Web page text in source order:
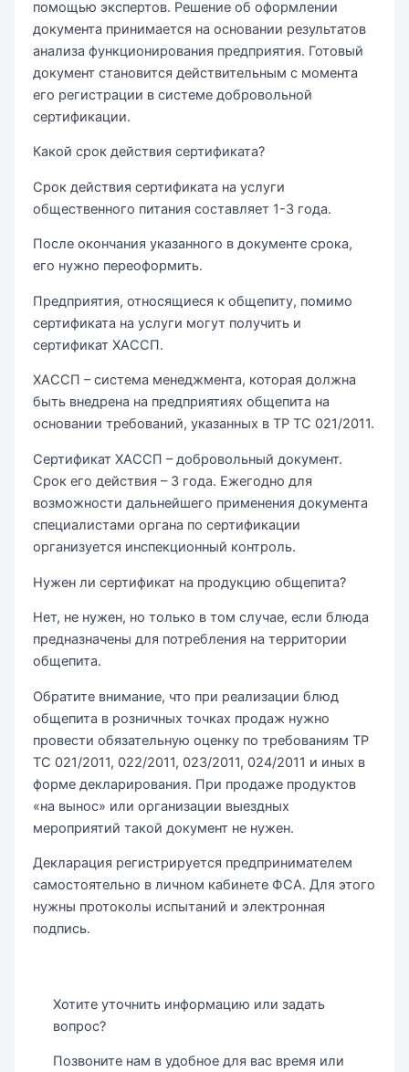
помощью экспертов. Решение об оформлении
документа принимается на основании результатов
анализа функционирования предприятия. Готовый
документ становится действительным с момента
его регистрации в системе добровольной
сертификации.
Какой срок действия сертификата?
Срок действия сертификата на услуги
общественного питания составляет 1-3 года.
После окончания указанного в документе срока,
его нужно переоформить.
Предприятия, относящиеся к общепиту, помимо
сертификата на услуги могут получить и
сертификат ХАССП.
ХАССП – система менеджмента, которая должна
быть внедрена на предприятиях общепита на
основании требований, указанных в ТР ТС 021/2011.
Сертификат ХАССП – добровольный документ.
Срок его действия – 3 года. Ежегодно для
возможности дальнейшего применения документа
специалистами органа по сертификации
организуется инспекционный контроль.
Нужен ли сертификат на продукцию общепита?
Нет, не нужен, но только в том случае, если блюда
предназначены для потребления на территории
общепита.
Обратите внимание, что при реализации блюд
общепита в розничных точках продаж нужно
провести обязательную оценку по требованиям ТР
ТС 021/2011, 022/2011, 023/2011, 024/2011 и иных в
форме декларирования. При продаже продуктов
«на вынос» или организации выездных
мероприятий такой документ не нужен.
Декларация регистрируется предпринимателем
самостоятельно в личном кабинете ФСА. Для этого
нужны протоколы испытаний и электронная
подпись.
Хотите уточнить информацию или задать
вопрос?
Позвоните нам в удобное для вас время или